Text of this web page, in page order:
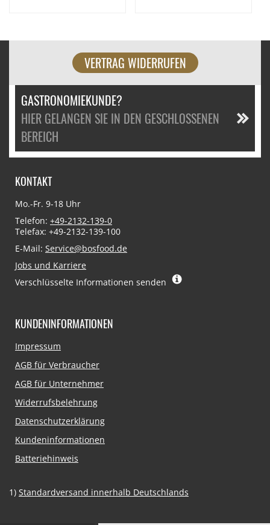
VERTRAG WIDERRUFEN
GASTRONOMIEKUNDE?
HIER GELANGEN SIE IN DEN GESCHLOSSENEN
BEREICH
KONTAKT
Mo.-Fr. 9-18 Uhr
Telefon: +49-2132-139-0
Telefax: +49-2132-139-100
E-Mail: Service@bosfood.de
Jobs und Karriere
Verschlüsselte Informationen senden
KUNDENINFORMATIONEN
Navigation
Impressum
AGB für Verbraucher
AGB für Unternehmer
Widerrufsbelehrung
Datenschutzerklärung
Kundeninformationen
Batteriehinweis
1) Standardversand innerhalb Deutschlands